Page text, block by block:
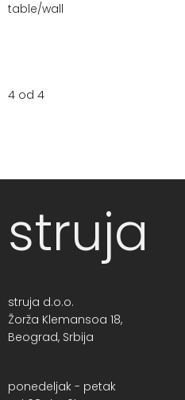
table/wall
4 od 4
struja
struja d.o.o.
Žorža Klemansoa 18,
Beograd, Srbija
ponedeljak - petak